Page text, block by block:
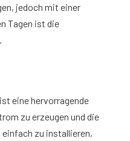
jedoch mit einer
Tagen ist die
ist eine hervorragende
zu erzeugen und die
zu installieren,